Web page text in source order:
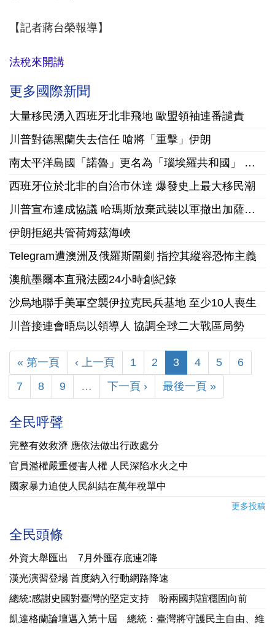
【記者蔣台榮報導】
法稅來開講
更多國際新聞
大量移民湧入西班牙北非飛地 歐盟領袖連番譴責
川普對德黑蘭失去信任 嗆將「重擊」伊朗
南太平洋島國「諾魯」更名為「瑙埃羅共和國」 彰顯文傳承國家認同
西班牙位於北非的自治市休達 爆發史上最大移民潮
川普宣布達成協議 哈瑪斯放棄武裝以軍撤出加薩走廊
伊朗拒絕共管荷姆茲海峽
Telegram遭澳洲及俄羅斯圍剿 指控其縱容恐怖主義
澳航墨爾本直飛法國24小時創紀錄
沙烏地聯手美軍空襲伊拉克民兵基地 至少10人喪生
川普接連會晤烏以領導人 協調全球二大戰區局勢
« 第一頁 ‹ 上一頁 1 2 3 4 5
6
7
8 9 … 下一頁 › 最後一頁 »
全民呼聲
完整有效救濟 應依法做出行政處分
官員濫權嚴重侵害人權 人民深陷水火之中
國家暴力迫使人民糾結在萬年稅單中
更多投稿
全民頭條
外資大舉匯出 7月外匯存底連2降
漢光演習登場 首度納入行動網路降速
總統:感謝史國對臺灣的堅定支持 盼兩國邦誼穩固向前
凱達格蘭論壇邁入第十屆 總統：臺灣將守護民主自由、維